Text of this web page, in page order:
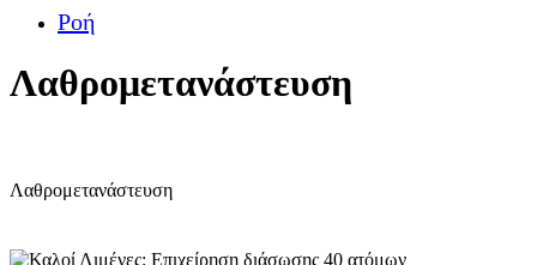
Ροή
Λαθρομετανάστευση
Λαθρομετανάστευση